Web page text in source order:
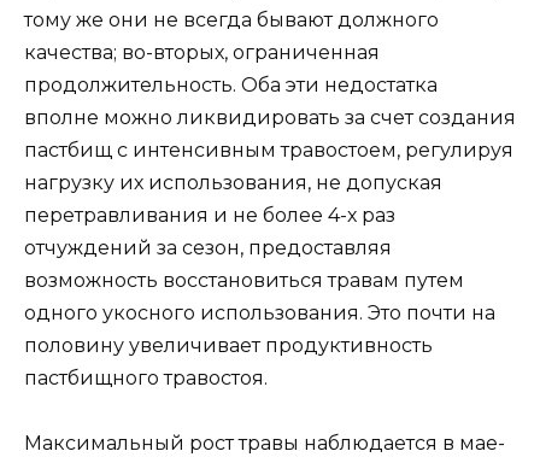
тому же они не всегда бывают должного
качества; во-вторых, ограниченная
продолжительность. Оба эти недостатка
вполне можно ликвидировать за счет создания
пастбищ с интенсивным травостоем, регулируя
нагрузку их использования, не допуская
перетравливания и не более 4-х раз
отчуждений за сезон, предоставляя
возможность восстановиться травам путем
одного укосного использования. Это почти на
половину увеличивает продуктивность
пастбищного травостоя.
Максимальный рост травы наблюдается в мае-